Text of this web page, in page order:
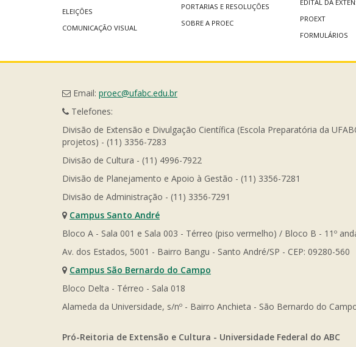
ELEIÇÕES
COMUNICAÇÃO VISUAL
PORTARIAS E RESOLUÇÕES
SOBRE A PROEC
EDITAL DA
PROEXT
FORMULÁRIOS
Email: proec@ufabc.edu.br
Telefones:
Divisão de Extensão e Divulgação Científica (Escola Preparatória da
projetos) - (11) 3356-7283
Divisão de Cultura - (11) 4996-7922
Divisão de Planejamento e Apoio à Gestão - (11) 3356-7281
Divisão de Administração - (11) 3356-7291
Campus Santo André
Bloco A - Sala 001 e Sala 003 - Térreo (piso vermelho) / Bloco B - 11º
Av. dos Estados, 5001 - Bairro Bangu - Santo André/SP - CEP: 09280-560
Campus São Bernardo do Campo
Bloco Delta - Térreo - Sala 018
Alameda da Universidade, s/nº - Bairro Anchieta - São Bernardo do
Pró-Reitoria de Extensão e Cultura - Universidade Federal do ABC